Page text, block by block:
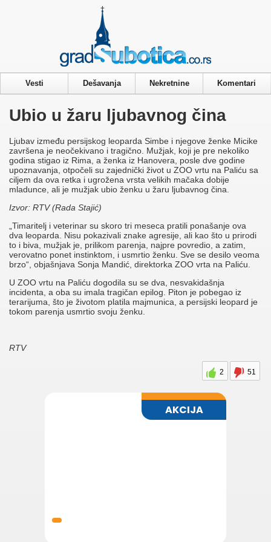
Vesti Dešavanja Nekretnine Komentari
Ubio u žaru ljubavnog čina
Ljubav između persijskog leoparda Simbe i njegove ženke Micike
završena je neočekivano i tragično. Mužjak, koji je pre nekoliko
godina stigao iz Rima, a ženka iz Hanovera, posle dve godine
upoznavanja, otpočeli su zajednički život u ZOO vrtu na Paliću sa
ciljem da ova retka i ugrožena vrsta velikih mačaka dobije
mladunce, ali je mužjak ubio ženku u žaru ljubavnog čina.
Izvor: RTV (Rada Stajić)
„Timaritelj i veterinar su skoro tri meseca pratili ponašanje ova
dva leoparda. Nisu pokazivali znake agresije, ali kao što u prirodi
to i biva, mužjak je, prilikom parenja, najpre povredio, a zatim,
verovatno ponet instinktom, i usmrtio ženku. Sve se desilo veoma
brzo“, objašnjava Sonja Mandić, direktorka ZOO vrta na Paliću.
U ZOO vrtu na Paliću dogodila su se dva, nesvakidašnja
incidenta, a oba su imala tragičan epilog. Piton je pobegao iz
terarijuma, što je životom platila majmunica, a persijski leopard je
tokom parenja usmrtio svoju ženku.
RTV
2 51
Privacy & Cookies Policy